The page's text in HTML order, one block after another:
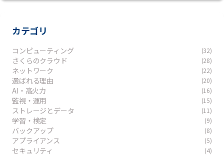
カテゴリ
コンピューティング (32)
さくらのクラウド (28)
ネットワーク (22)
選ばれる理由 (20)
AI・高火力 (16)
監視・運用 (15)
ストレージとデータ (11)
学習・検定 (9)
バックアップ (8)
アプライアンス (5)
セキュリティ (4)